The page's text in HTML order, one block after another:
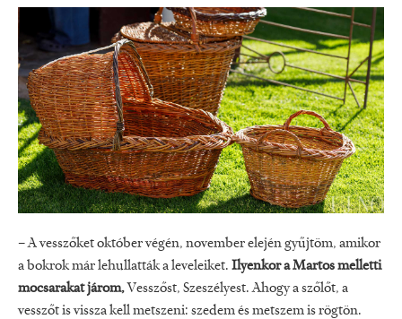
– A vesszőket október végén, november elején gyűjtöm, amikor
a bokrok már lehullatták a leveleiket. Ilyenkor a Martos melletti
mocsarakat járom,Vesszőst, Szeszélyest. Ahogy a szőlőt, a
vesszőt is vissza kell metszeni: szedem és metszem is rögtön.